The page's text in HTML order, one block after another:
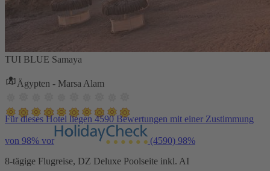
TUI BLUE Samaya
Ägypten - Marsa Alam
Für dieses Hotel liegen 4590 Bewertungen mit einer Zustimmung
von 98% vor (4590) 98%
8-tägige Flugreise, DZ Deluxe Poolseite inkl. AI